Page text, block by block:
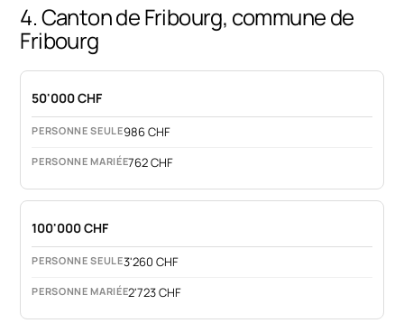
4. Canton de Fribourg, commune de
Fribourg
50'000 CHF
986 CHF
762 CHF
100'000 CHF
3'260 CHF
2'723 CHF